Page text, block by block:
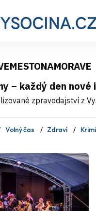
– každý den nové
zpravodajství z
Volný čas Zdraví Krimi